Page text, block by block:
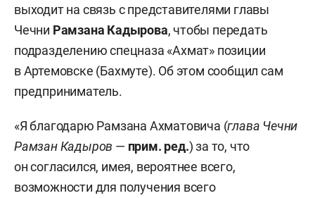
выходит на связь с представителями главы
Чечни Рамзана Кадырова, чтобы передать
подразделению спецназа «Ахмат» позиции
в Артемовске (Бахмуте). Об этом сообщил сам
предприниматель.
«Я благодарю Рамзана Ахматовича (глава Чечни
Рамзан Кадыров — прим. ред.) за то, что
он согласился, имея, вероятнее всего,
возможности для получения всего